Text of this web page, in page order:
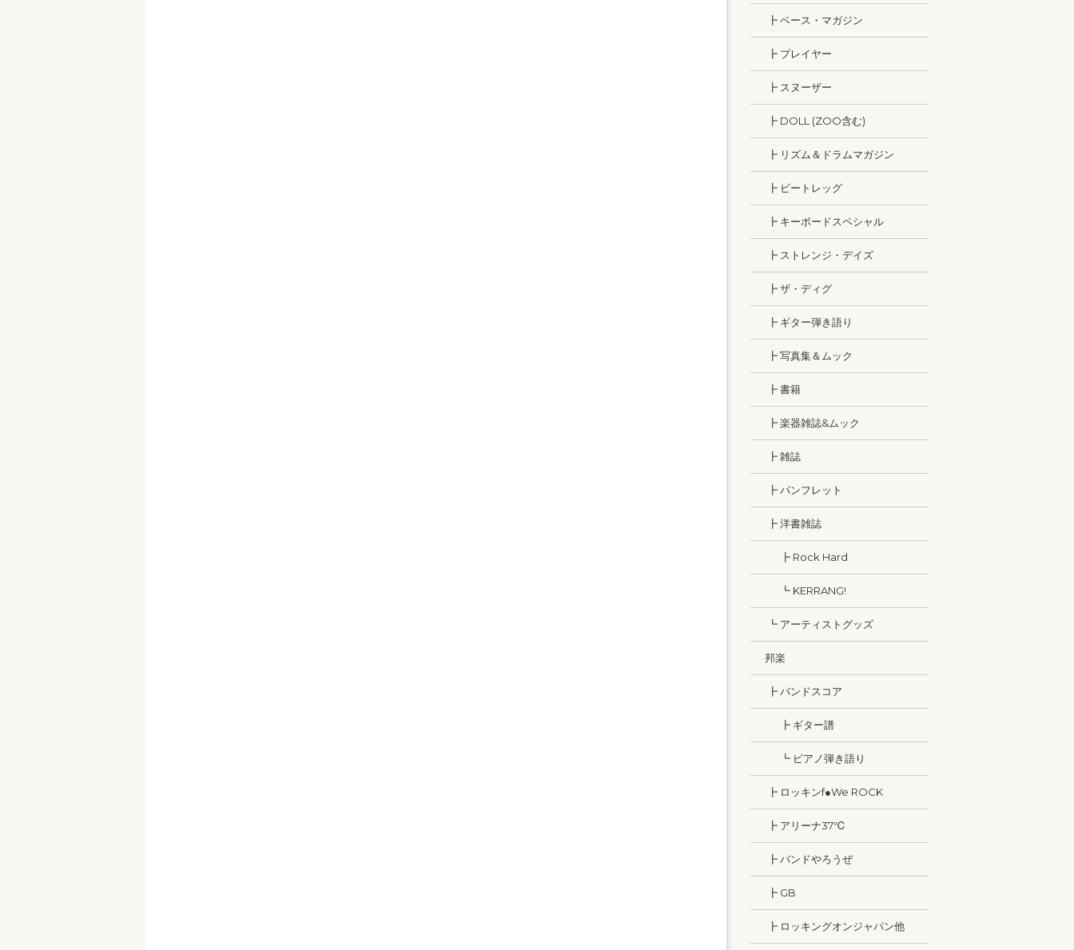
┣ ベース・マガジン
┣ プレイヤー
┣ スヌーザー
┣ DOLL (ZOO含む)
┣ リズム＆ドラムマガジン
┣ ビートレッグ
┣ キーボードスペシャル
┣ ストレンジ・デイズ
┣ ザ・ディグ
┣ ギター弾き語り
┣ 写真集＆ムック
┣ 書籍
┣ 楽器雑誌&ムック
┣ 雑誌
┣ パンフレット
┣ 洋書雑誌
┣ Rock Hard
┗ KERRANG!
┗ アーティストグッズ
邦楽
┣ バンドスコア
┣ ギター譜
┗ ピアノ弾き語り
┣ ロッキンf●We ROCK
┣ アリーナ37℃
┣ バンドやろうぜ
┣ GB
┣ ロッキングオンジャパン他